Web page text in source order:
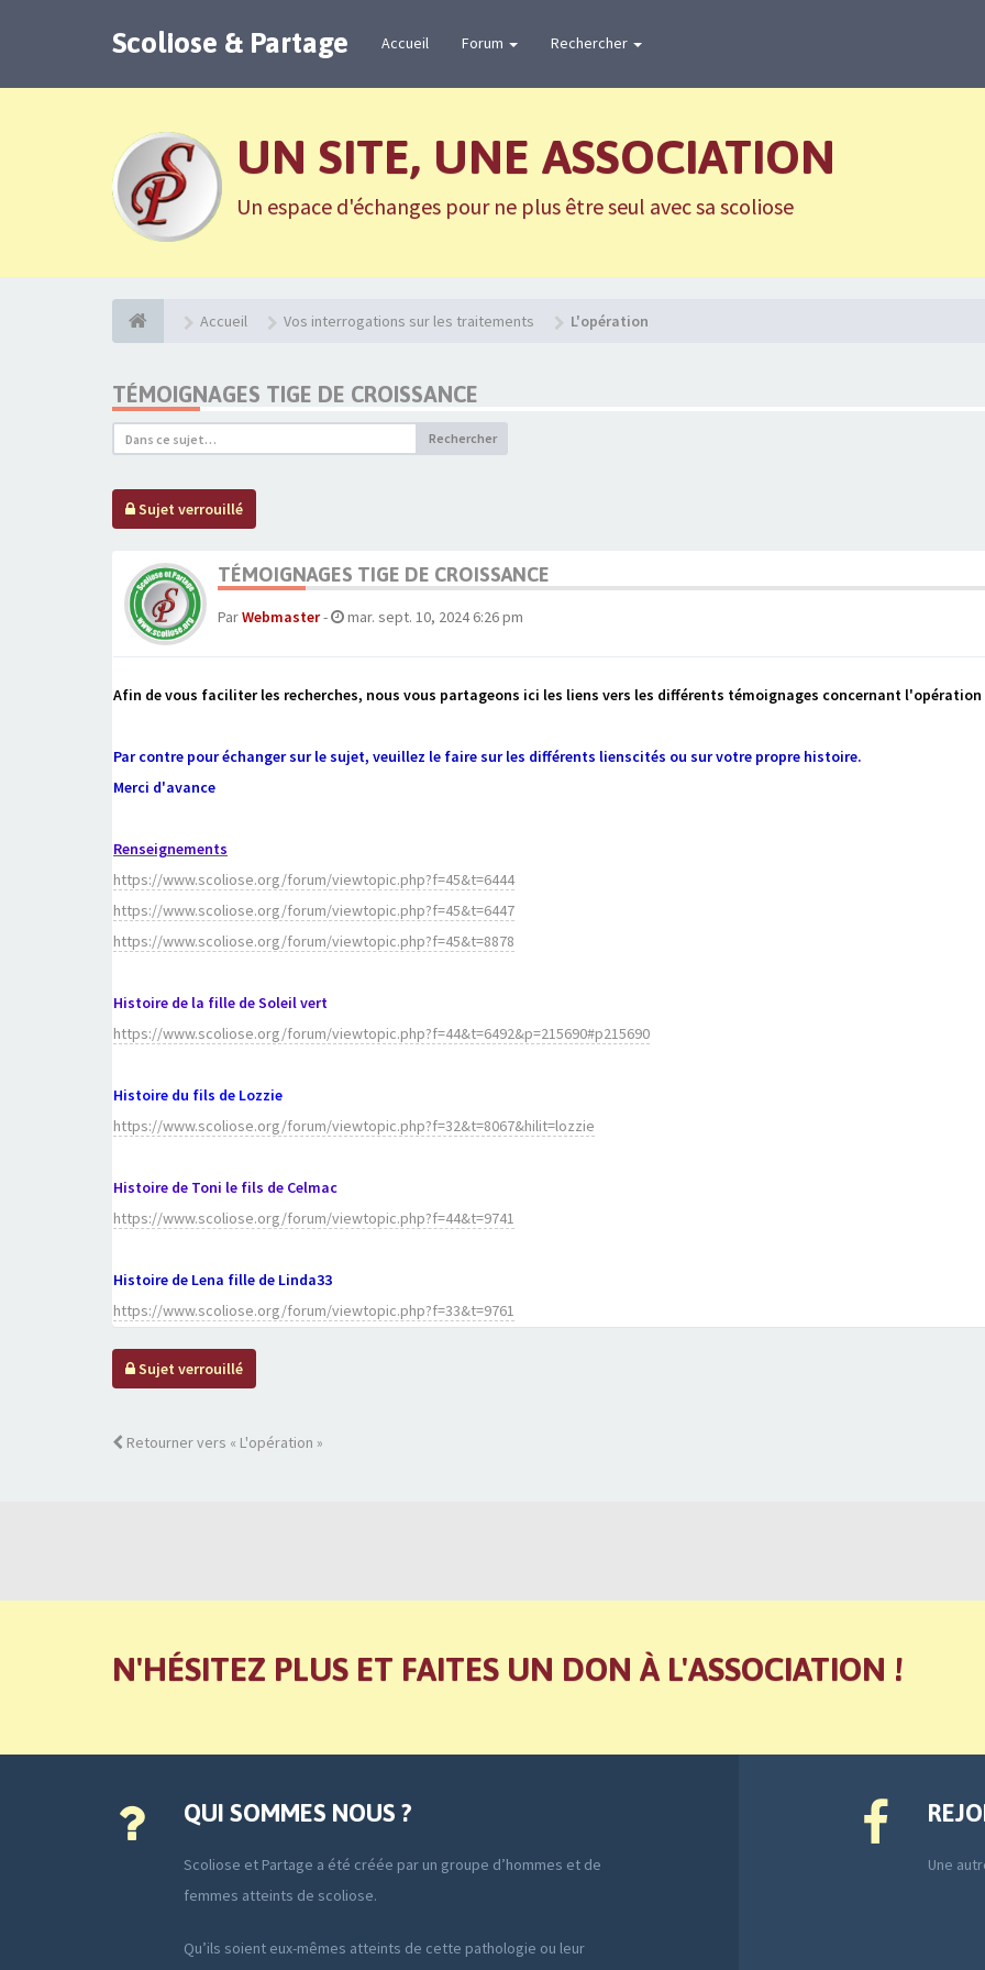
Scoliose & Partage Accueil Forum Rechercher
UN SITE, UNE ASSOCIATION
Un espace d'échanges pour ne plus être seul avec sa scoliose
Accueil Vos interrogations sur les traitements L'opération
TÉMOIGNAGES TIGE DE CROISSANCE
Rechercher
Sujet verrouillé
TÉMOIGNAGES TIGE DE CROISSANCE
ParWebmaster- mar. sept. 10, 2024 6:26 pm
Afin de vous faciliter les recherches, nous vous partageons ici les liens vers les différents témoignages concernant
Par contre pour échanger sur le sujet, veuillez le faire sur les différents lienscités ou sur votre propre histoire.
Merci d'avance
Renseignements
https://www.scoliose.org/forum/viewtopic.php?f=45&t=6444
https://www.scoliose.org/forum/viewtopic.php?f=45&t=6447
https://www.scoliose.org/forum/viewtopic.php?f=45&t=8878
Histoire de la fille de Soleil vert
https://www.scoliose.org/forum/viewtopic.php?f=44&t=6492&p=215690#p215690
Histoire du fils de Lozzie
https://www.scoliose.org/forum/viewtopic.php?f=32&t=8067&hilit=lozzie
Histoire de Toni le fils de Celmac
https://www.scoliose.org/forum/viewtopic.php?f=44&t=9741
Histoire de Lena fille de Linda33
https://www.scoliose.org/forum/viewtopic.php?f=33&t=9761
Sujet verrouillé
Retourner vers « L'opération »
N'HÉSITEZ PLUS ET FAITES UN DON À L'ASSOCIATION !
QUI SOMMES NOUS ?
Scoliose et Partage a été créée par un groupe d’hommes et de
femmes atteints de scoliose.
Qu’ils soient eux-mêmes atteints de cette pathologie ou leur
Une